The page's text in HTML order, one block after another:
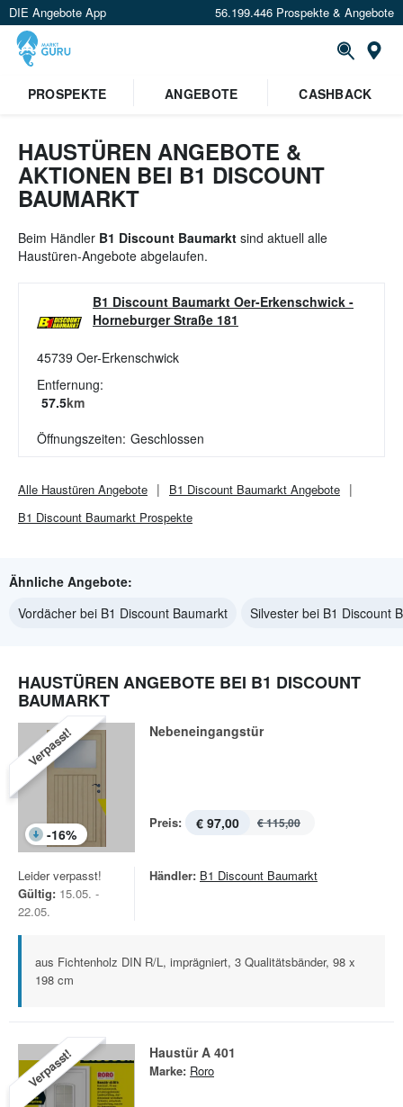
DIE Angebote App 56.199.446 Prospekte & Angebote
Standort festlegen
PROSPEKTE ANGEBOTE CASHBACK
HAUSTÜREN ANGEBOTE &
AKTIONEN BEI B1 DISCOUNT
BAUMARKT
Beim Händler B1 Discount Baumarkt sind aktuell alle
Haustüren-Angebote abgelaufen.
B1 Discount Baumarkt Oer-Erkenschwick -
Horneburger Straße 181
45739 Oer-Erkenschwick
Entfernung:
57.5km
Öffnungszeiten: Geschlossen
Alle Haustüren Angebote B1 Discount Baumarkt Angebote
B1 Discount Baumarkt Prospekte
Ähnliche Angebote:
Vordächer bei B1 Discount Baumarkt
Silvester bei B1 Discount
HAUSTÜREN ANGEBOTE BEI B1 DISCOUNT
BAUMARKT
Verpasst!
-16%
Nebeneingangstür
Preis: € 97,00 € 115,00
Leider verpasst!
Gültig: 15.05. -
22.05.
Händler: B1 Discount Baumarkt
aus Fichtenholz DIN R/L, imprägniert, 3 Qualitätsbänder, 98 x
198 cm
Verpasst! Haustür A 401
Marke: Roro